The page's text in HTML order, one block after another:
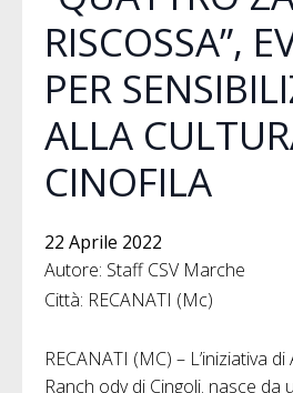
RISCOSSA”,
PER
ALLA
CINOFILA
22 Aprile 2022
Autore: Staff CSV Marche
Città: RECANATI (Mc)
RECANATI (MC) – L’iniziativa
Ranch odv di Cingoli. nasce